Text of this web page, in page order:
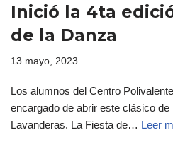
Inició la 4ta
de la Danza
13 mayo, 2023
Los alumnos del Centro
encargado de abrir este clásico
Lavanderas. La Fiesta de… Leer